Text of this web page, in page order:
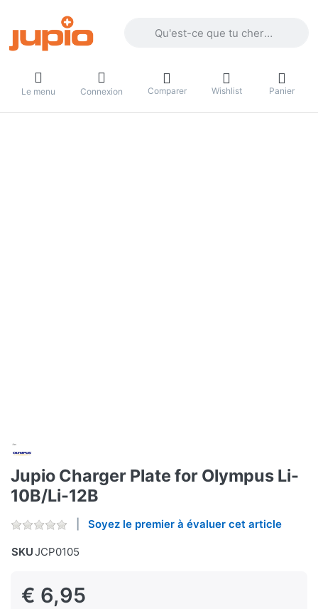
Le menu Connexion Comparer Wishlist Panier
Jupio Charger Plate for Olympus Li-
10B/Li-12B
Soyez le premier à évaluer cet article
SKUJCP0105
€ 6,95